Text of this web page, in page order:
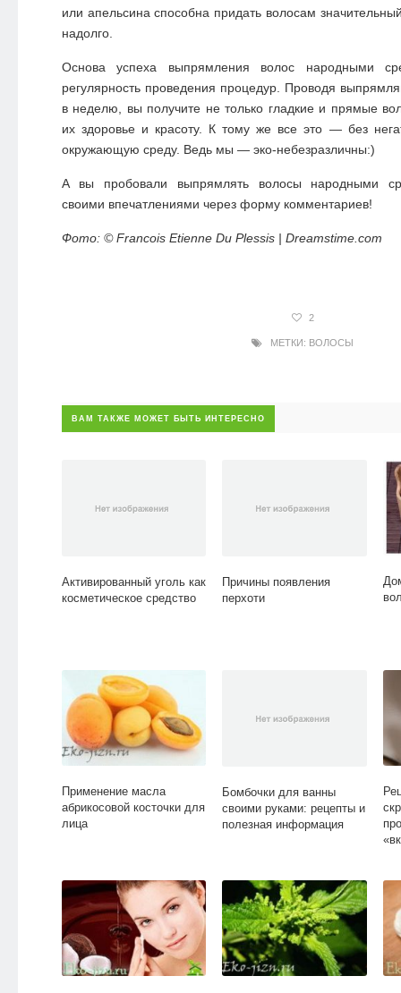
или апельсина способна придать волосам
надолго.
Основа успеха выпрямления волос народными
регулярность проведения процедур. Проводя
в неделю, вы получите не только гладкие и прямые
их здоровье и красоту. К тому же все это — без
окружающую среду. Ведь мы — эко-небезразличны:)
А вы пробовали выпрямлять волосы народными
своими впечатлениями через форму комментариев!
Фото: © Francois Etienne Du Plessis | Dreamstime.com
2
МЕТКИ: ВОЛОСЫ
ВАМ ТАКЖЕ МОЖЕТ БЫТЬ ИНТЕРЕСНО
Активированный уголь как
косметическое средство
Причины появления
перхоти
Применение масла
абрикосовой косточки для
лица
Бомбочки для ванны
своими руками: рецепты и
полезная информация